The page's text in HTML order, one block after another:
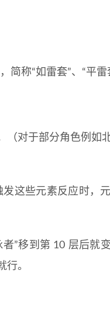
简称“如雷套”、“平雷
（对于部分角色例如
这些元素反应时，
”移到第 10 层后就
行。